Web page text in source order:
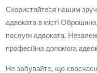
Скористайтеся нашим
адвоката в місті
послуги адвоката.
професійна допомога
Не забувайте, що